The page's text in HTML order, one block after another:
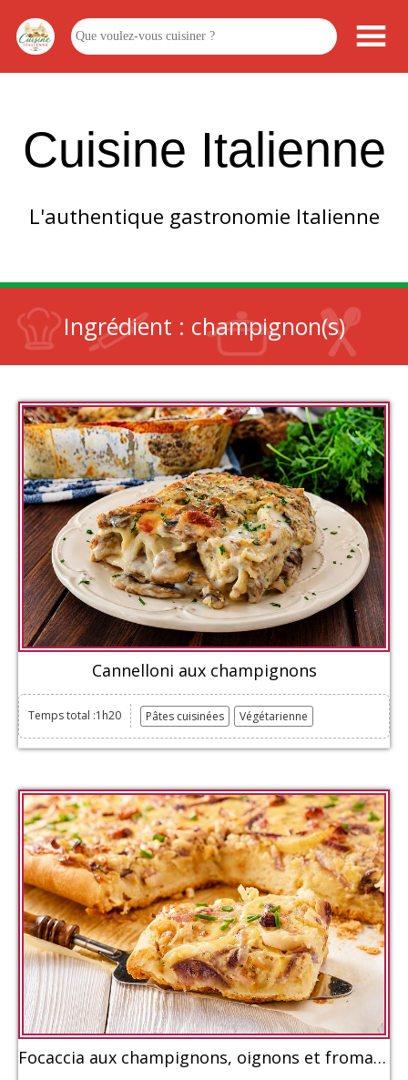
Cuisine Italienne
L'authentique gastronomie Italienne
Ingrédient : champignon(s)
Cannelloni aux champignons
Temps total :1h20 Pâtes cuisinées Végétarienne
Focaccia aux champignons, oignons et fromage